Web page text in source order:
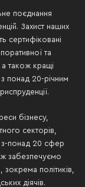
поєднання
Захист наших
сертифіковані
та
також кращі
з понад 20-річним
бізнесу,
секторів,
з-понад 20 сфер
забезпечуємо
зокрема політиків,
діячів.